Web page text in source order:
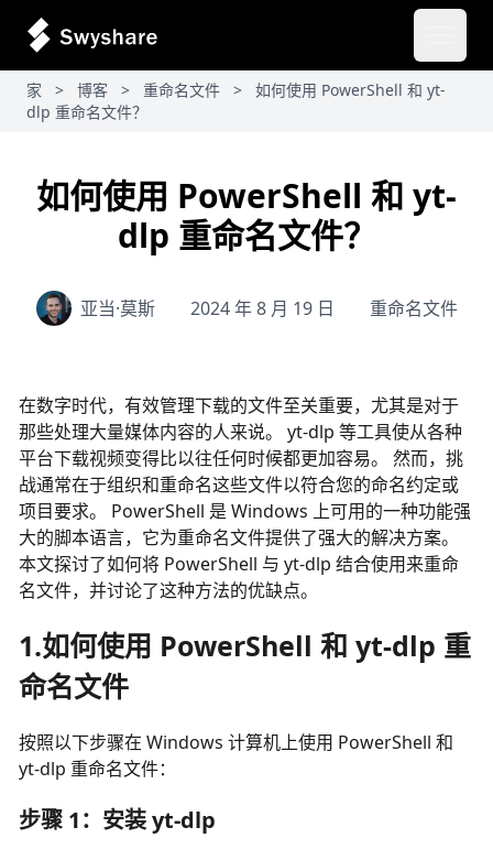
家 > 博客 > 重命名文件 >
如何使用 PowerShell 和 yt-
dlp 重命名文件？
如何使用 PowerShell 和 yt-
dlp 重命名文件？
亚当·莫斯 2024 年 8 月 19 日 重命名文件
在数字时代，有效管理下载的文件至关重要，尤其是对于
那些处理大量媒体内容的人来说。 yt-dlp 等工具使从各种
平台下载视频变得比以往任何时候都更加容易。 然而，挑
战通常在于组织和重命名这些文件以符合您的命名约定或
项目要求。 PowerShell 是 Windows 上可用的一种功能强
大的脚本语言，它为重命名文件提供了强大的解决方案。
本文探讨了如何将 PowerShell 与 yt-dlp 结合使用来重命
名文件，并讨论了这种方法的优缺点。
1.如何使用 PowerShell 和 yt-dlp 重
命名文件
按照以下步骤在 Windows 计算机上使用 PowerShell 和
yt-dlp 重命名文件：
步骤 1：安装 yt-dlp